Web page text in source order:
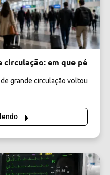
circulação: em que pé
grande circulação voltou